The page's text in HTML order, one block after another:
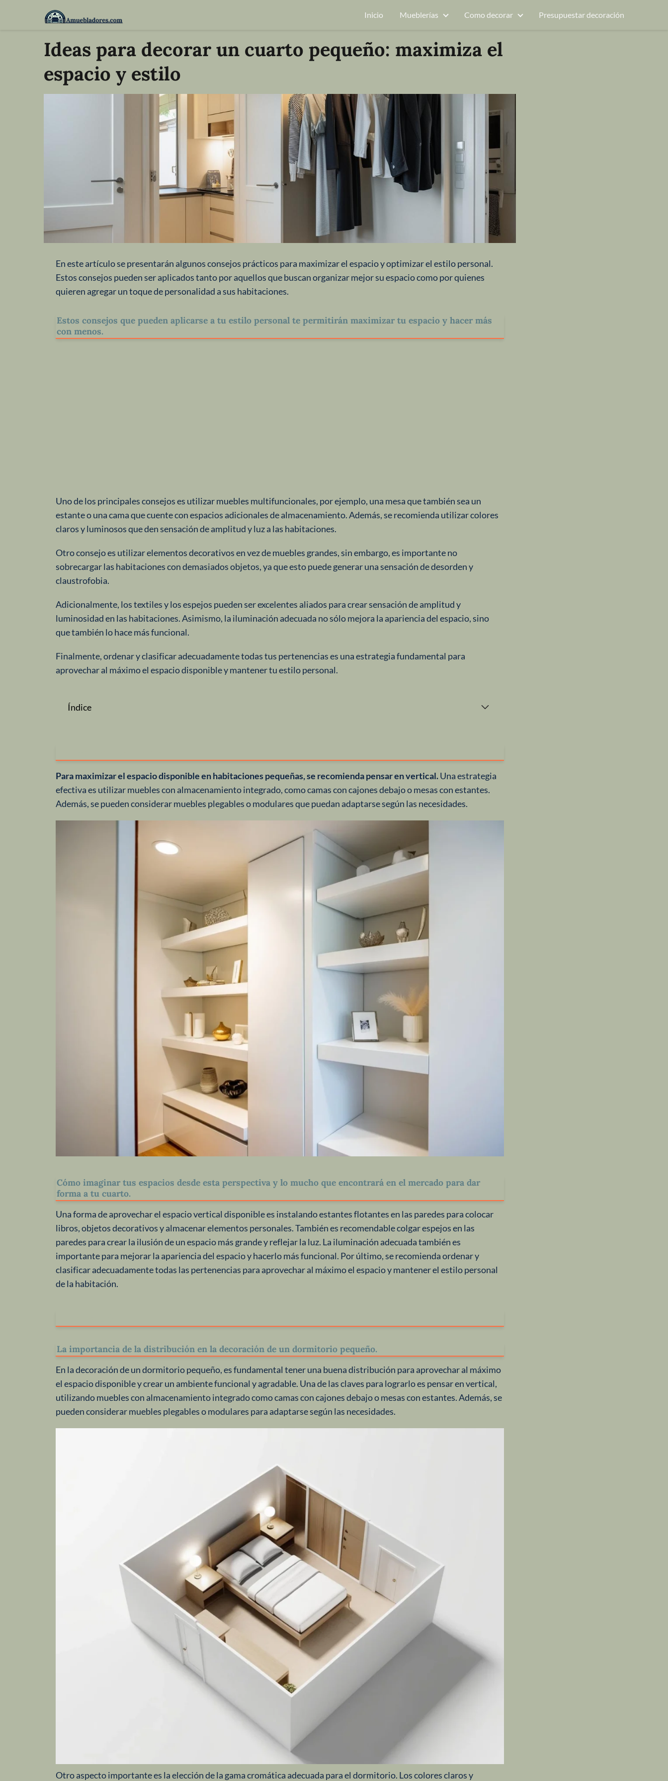
Inicio Mueblerías Como decorar Presupuestar decoración
Ideas para decorar un cuarto pequeño: maximiza el
espacio y estilo
En este artículo se presentarán algunos consejos prácticos para maximizar el espacio y optimizar el estilo personal.
Estos consejos pueden ser aplicados tanto por aquellos que buscan organizar mejor su espacio como por quienes
quieren agregar un toque de personalidad a sus habitaciones.
Estos consejos que pueden aplicarse a tu estilo personal te permitirán maximizar tu espacio y hacer más
con menos.
Uno de los principales consejos es utilizar muebles multifuncionales, por ejemplo, una mesa que también sea un
estante o una cama que cuente con espacios adicionales de almacenamiento. Además, se recomienda utilizar colores
claros y luminosos que den sensación de amplitud y luz a las habitaciones.
Otro consejo es utilizar elementos decorativos en vez de muebles grandes, sin embargo, es importante no
sobrecargar las habitaciones con demasiados objetos, ya que esto puede generar una sensación de desorden y
claustrofobia.
Adicionalmente, los textiles y los espejos pueden ser excelentes aliados para crear sensación de amplitud y
luminosidad en las habitaciones. Asimismo, la iluminación adecuada no sólo mejora la apariencia del espacio, sino
que también lo hace más funcional.
Finalmente, ordenar y clasificar adecuadamente todas tus pertenencias es una estrategia fundamental para
aprovechar al máximo el espacio disponible y mantener tu estilo personal.
Índice
Para maximizar el espacio disponible en habitaciones pequeñas, se recomienda pensar en vertical.Una estrategia
efectiva es utilizar muebles con almacenamiento integrado, como camas con cajones debajo o mesas con estantes.
Además, se pueden considerar muebles plegables o modulares que puedan adaptarse según las necesidades.
Cómo imaginar tus espacios desde esta perspectiva y lo mucho que encontrará en el mercado para dar
forma a tu cuarto.
Una forma de aprovechar el espacio vertical disponible es instalando estantes flotantes en las paredes para colocar
libros, objetos decorativos y almacenar elementos personales. También es recomendable colgar espejos en las
paredes para crear la ilusión de un espacio más grande y reflejar la luz. La iluminación adecuada también es
importante para mejorar la apariencia del espacio y hacerlo más funcional. Por último, se recomienda ordenar y
clasificar adecuadamente todas las pertenencias para aprovechar al máximo el espacio y mantener el estilo personal
de la habitación.
La importancia de la distribución en la decoración de un dormitorio pequeño.
En la decoración de un dormitorio pequeño, es fundamental tener una buena distribución para aprovechar al máximo
el espacio disponible y crear un ambiente funcional y agradable. Una de las claves para lograrlo es pensar en vertical,
utilizando muebles con almacenamiento integrado como camas con cajones debajo o mesas con estantes. Además, se
pueden considerar muebles plegables o modulares para adaptarse según las necesidades.
Otro aspecto importante es la elección de la gama cromática adecuada para el dormitorio. Los colores claros y